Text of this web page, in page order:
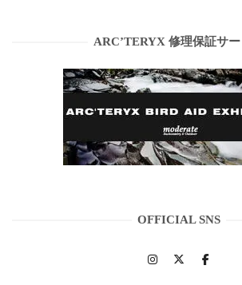
ARC’TERYX 修理保証サ
OFFICIAL SNS